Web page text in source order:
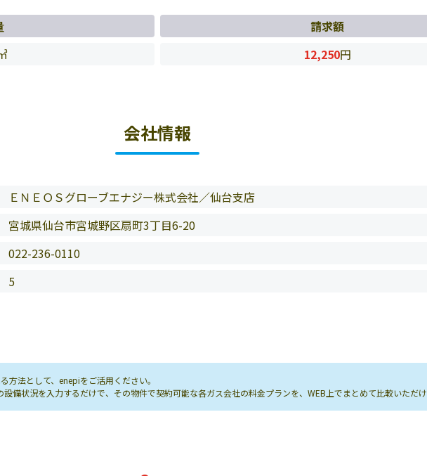
請求額
12,250円
会社情報
ＥＮＥＯＳグローブエナジー株式会社／仙台支店
宮城県仙台市宮城野区扇町3丁目6-20
022-236-0110
5
方法として、enepiをご活用ください。
備状況を入力するだけで、その物件で契約可能な各ガス会社の料金プランを、WEB上でまとめて比較いただけ